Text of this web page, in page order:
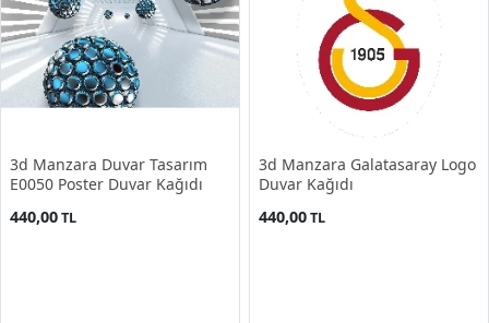
3d Manzara Duvar Tasarım
E0050 Poster Duvar Kağıdı
440,00TL
3d Manzara Galatasaray Logo
Duvar Kağıdı
440,00TL